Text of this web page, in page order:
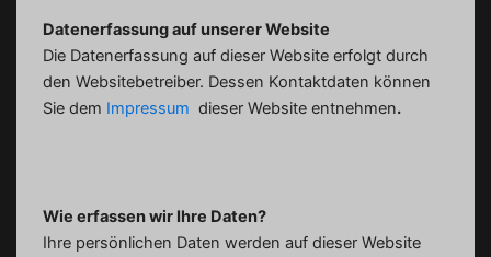
Datenerfassung auf unserer Website
Die Datenerfassung auf dieser Website erfolgt durch
den Websitebetreiber. Dessen Kontaktdaten können
Sie dem Impressum dieser Website entnehmen.
Wie erfassen wir Ihre Daten?
Ihre persönlichen Daten werden auf dieser Website